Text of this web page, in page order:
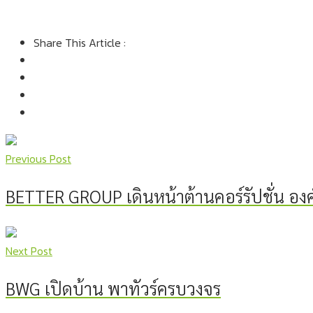
Share This Article :
Previous Post
BETTER GROUP เดินหน้าต้านคอร์รัปชั่น อง
Next Post
BWG เปิดบ้าน พาทัวร์ครบวงจร